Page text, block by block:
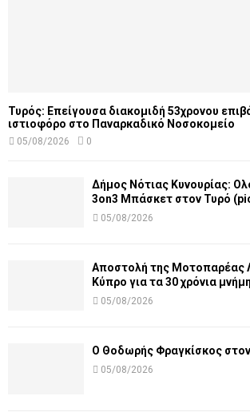
Τυρός: Επείγουσα διακομιδή 53χρονου
ιστιοφόρο στο Παναρκαδικό Νοσοκομείο
05/08/2026 0
Δήμος Νότιας Κυνουρίας:
3on3 Μπάσκετ στον Τυρό
05/08/2026
Αποστολή της Μοτοπαρέας
Κύπρο για τα 30 χρόνια
05/08/2026
Ο Θοδωρής Φραγκίσκος
05/08/2026